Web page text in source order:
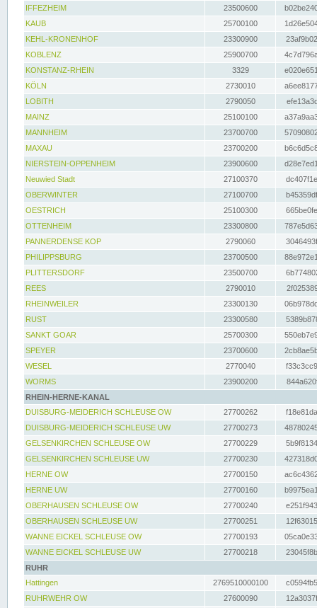
IFFEZHEIM
23500600
KAUB
25700100
KEHL-KRONENHOF
23300900
KOBLENZ
25900700
KONSTANZ-RHEIN
3329
KÖLN
2730010
LOBITH
2790050
MAINZ
25100100
MANNHEIM
23700700
MAXAU
23700200
NIERSTEIN-OPPENHEIM
23900600
Neuwied Stadt
27100370
OBERWINTER
27100700
OESTRICH
25100300
OTTENHEIM
23300800
PANNERDENSE KOP
2790060
PHILIPPSBURG
23700500
PLITTERSDORF
23500700
REES
2790010
RHEINWEILER
23300130
RUST
23300580
SANKT GOAR
25700300
SPEYER
23700600
WESEL
2770040
WORMS
23900200
RHEIN-HERNE-KANAL
DUISBURG-MEIDERICH SCHLEUSE OW
27700262
DUISBURG-MEIDERICH SCHLEUSE UW
27700273
GELSENKIRCHEN SCHLEUSE OW
27700229
GELSENKIRCHEN SCHLEUSE UW
27700230
HERNE OW
27700150
HERNE UW
27700160
OBERHAUSEN SCHLEUSE OW
27700240
OBERHAUSEN SCHLEUSE UW
27700251
WANNE EICKEL SCHLEUSE OW
27700193
WANNE EICKEL SCHLEUSE UW
27700218
RUHR
Hattingen
2769510000100
RUHRWEHR OW
27600090